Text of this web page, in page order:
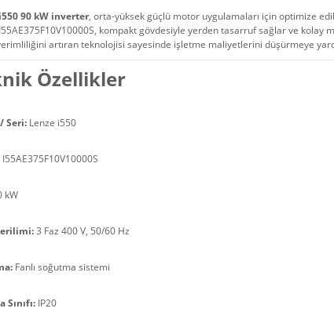
90 kW inverter, orta-yüksek güçlü motor uygulamaları için optimize
kompakt gövdesiyle yerden tasarruf sağlar ve kolay
artıran teknolojisi sayesinde işletme maliyetlerini düşürmeye
Özellikler
Seri: Lenze i550
I55AE375F10V10000S
kW
3 Faz 400 V, 50/60 Hz
Fanlı soğutma sistemi
Sınıfı: IP20